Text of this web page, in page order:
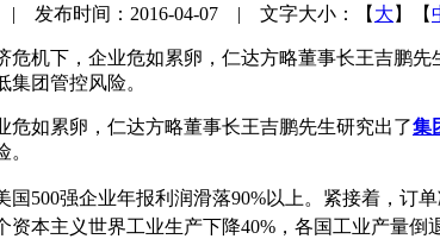
| 发布时间：2016-04-07 | 文字大小：【 大 】【
危机下，企业危如累卵，仁达方略董事长王吉鹏
集团管控风险。
危如累卵，仁达方略董事长王吉鹏先生研究出了集
国500强企业年报利润滑落90%以上。紧接着，订
资本主义世界工业生产下降40%，各国工业产量倒